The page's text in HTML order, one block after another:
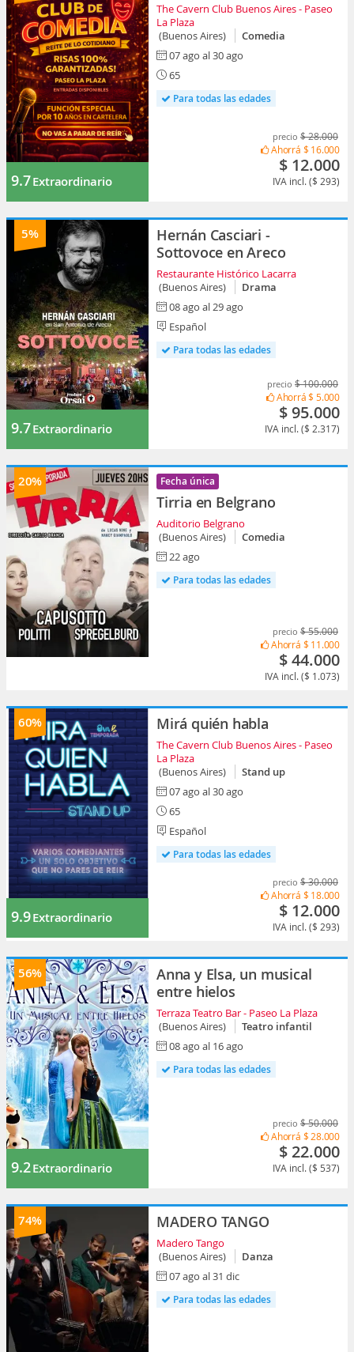
9.7Extraordinario
The Cavern Club Buenos Aires - Paseo
La Plaza
(Buenos Aires)
Comedia
07 ago al 30 ago
65
Para todas las edades
precio $ 28.000
Ahorrá $ 16.000
$ 12.000
IVA incl. ($ 293)
5%
9.7Extraordinario
Hernán Casciari -
Sottovoce en Areco
Restaurante Histórico Lacarra
(Buenos Aires)
Drama
08 ago al 29 ago
Español
Para todas las edades
precio $ 100.000
Ahorrá$ 5.000
$ 95.000
IVA incl. ($ 2.317)
20% Fecha única
Tirria en Belgrano
Auditorio Belgrano
(Buenos Aires)
Comedia
22 ago
Para todas las edades
precio $ 55.000
Ahorrá $ 11.000
$ 44.000
IVA incl. ($ 1.073)
60%
9.9Extraordinario
Mirá quién habla
The Cavern Club Buenos Aires - Paseo
La Plaza
(Buenos Aires)
Stand up
07 ago al 30 ago
65
Español
Para todas las edades
precio $ 30.000
Ahorrá $ 18.000
$ 12.000
IVA incl. ($ 293)
56%
9.2Extraordinario
Anna y Elsa, un musical
entre hielos
Terraza Teatro Bar - Paseo La Plaza
(Buenos Aires)
Teatro infantil
08 ago al 16 ago
Para todas las edades
precio $ 50.000
Ahorrá $ 28.000
$ 22.000
IVA incl. ($ 537)
74% MADERO TANGO
Madero Tango
(Buenos Aires)
Danza
07 ago al 31 dic
Para todas las edades